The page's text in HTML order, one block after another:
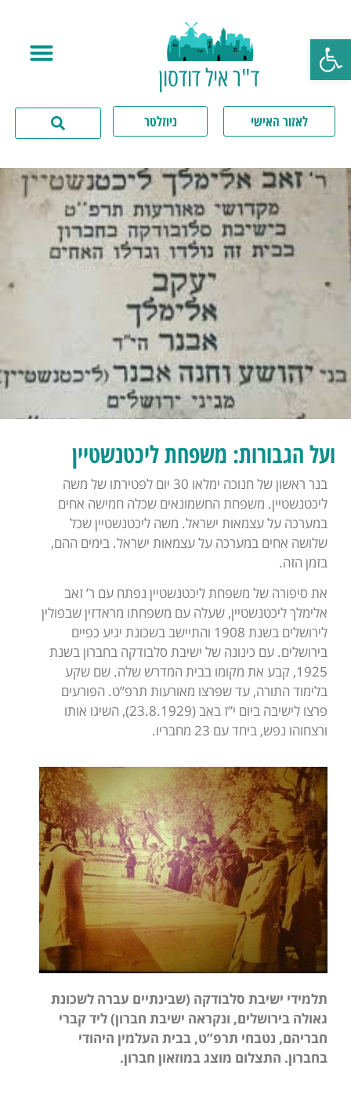
פתח סרגל נגישות
ד"ר איל דודסון
לאזור האישי ניוזלטר
ועל הגבורות: משפחת ליכטנשטיין
בנר ראשון של חנוכה ימלאו 30 יום לפטירתו של משה
ליכטנשטיין. משפחת החשמונאים שכלה חמישה אחים
במערכה על עצמאות ישראל. משה ליכטנשטיין שכל
שלושה אחים במערכה על עצמאות ישראל. בימים ההם,
בזמן הזה.
את סיפורה של משפחת ליכטנשטיין נפתח עם ר’ זאב
אלימלך ליכטנשטיין, שעלה עם משפחתו מראדזין שבפולין
לירושלים בשנת 1908 והתיישב בשכונת יגיע כפיים
בירושלים. עם כינונה של ישיבת סלבודקה בחברון בשנת
1925, קבע את מקומו בבית המדרש שלה. שם שקע
בלימוד התורה, עד שפרצו מאורעות תרפ”ט. הפורעים
פרצו לישיבה ביום י”ז באב (23.8.1929), השיגו אותו
ורצחוהו נפש, ביחד עם 23 מחבריו.
תלמידי ישיבת סלבודקה (שבינתיים עברה לשכונת
גאולה בירושלים, ונקראה ישיבת חברון) ליד קברי
חבריהם, נטבחי תרפ”ט, בבית העלמין היהודי
בחברון. התצלום מוצג במוזאון חברון.